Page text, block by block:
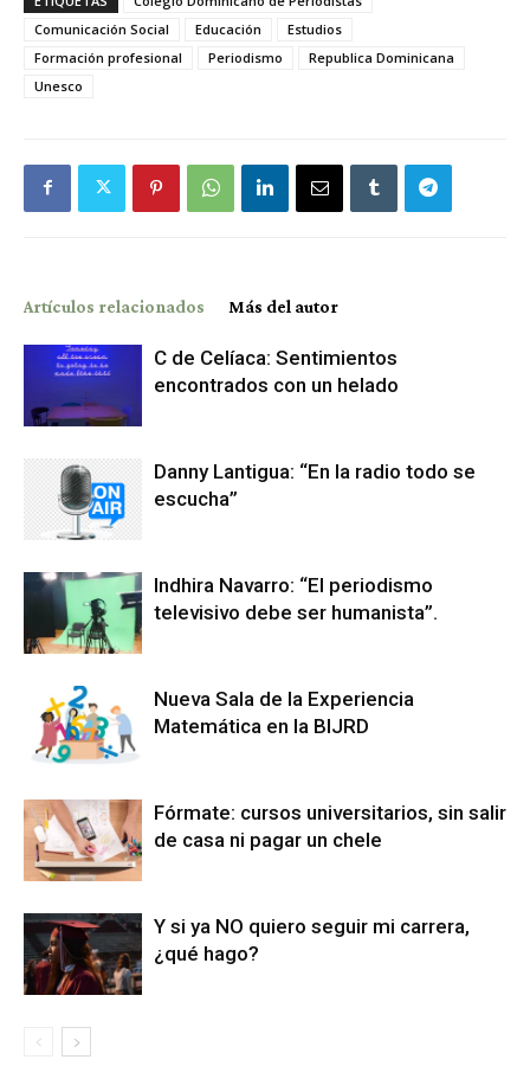
Comunicación Social
Educación
Estudios
Formación profesional
Periodismo
Republica Dominicana
Unesco
Artículos relacionados Más del autor
C de Celíaca: Sentimientos
encontrados con un helado
Danny Lantigua: “En la radio todo se
escucha”
Indhira Navarro: “El periodismo
televisivo debe ser humanista”.
Nueva Sala de la Experiencia
Matemática en la BIJRD
Fórmate: cursos universitarios, sin salir
de casa ni pagar un chele
Y si ya NO quiero seguir mi carrera,
¿qué hago?